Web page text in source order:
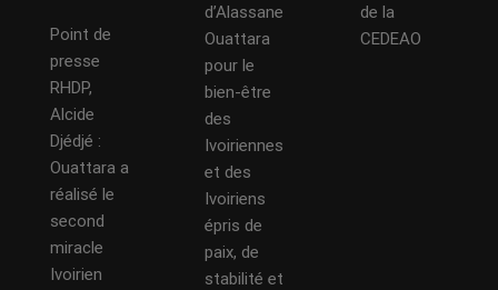
Point de
presse
RHDP,
Alcide
Djédjé :
Ouattara a
réalisé le
second
miracle
Ivoirien
d’Alassane
Ouattara
pour le
bien-être
des
Ivoiriennes
et des
Ivoiriens
épris de
paix, de
stabilité et
de la
CEDEAO